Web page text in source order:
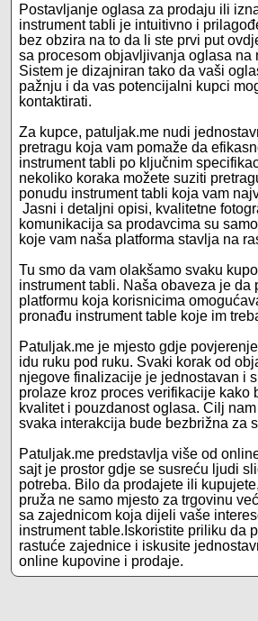
Postavljanje oglasa za prodaju ili
instrument tabli je intuitivno i
bez obzira na to da li ste prvi put
sa procesom objavljivanja oglasa na
Sistem je dizajniran tako da vaši
pažnju i da vas potencijalni kupci
kontaktirati.
Za kupce, patuljak.me nudi
pretragu koja vam pomaže da
instrument tabli po ključnim
nekoliko koraka možete suziti
ponudu instrument tabli koja vam
Jasni i detaljni opisi, kvalitetne
komunikacija sa prodavcima su
koje vam naša platforma stavlja na
Tu smo da vam olakšamo svaku
instrument tabli. Naša obaveza je da
platformu koja korisnicima
pronađu instrument table koje im
Patuljak.me je mjesto gdje
idu ruku pod ruku. Svaki korak od
njegove finalizacije je jednostavan i
prolaze kroz proces verifikacije kako
kvalitet i pouzdanost oglasa. Cilj
svaka interakcija bude bezbrižna za
Patuljak.me predstavlja više od
sajt je prostor gdje se susreću ljudi
potreba. Bilo da prodajete ili
pruža ne samo mjesto za trgovinu
sa zajednicom koja dijeli vaše
instrument table.Iskoristite priliku da
rastuće zajednice i iskusite
online kupovine i prodaje.